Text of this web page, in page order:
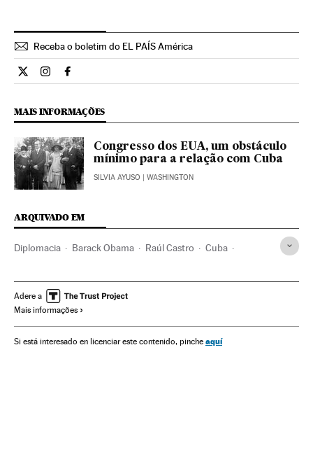
Receba o boletim do EL PAÍS América
Internacional El País Brasil en Twitter
Internacional El País Brasil en Instagram
Internacional El País Brasil en Facebook
MAIS INFORMAÇÕES
Congresso dos EUA, um obstáculo
mínimo para a relação com Cuba
SILVIA AYUSO | WASHINGTON
ARQUIVADO EM
Diplomacia Barack Obama Raúl Castro Cuba
Estados Unidos Relações internacionais
América do Norte
Adere a
Mais informações
Si está interesado en licenciar este contenido, pinche aquí